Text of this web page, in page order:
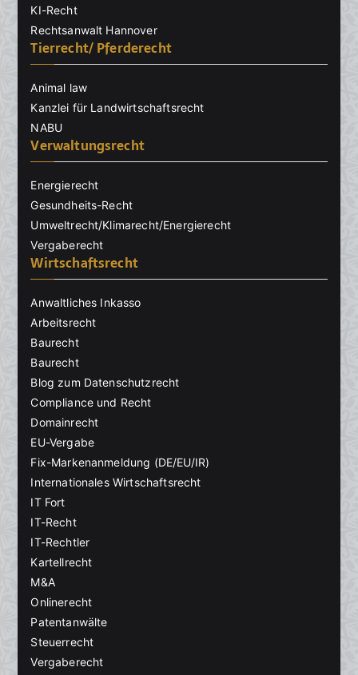
KI-Recht
Rechtsanwalt Hannover
Tierrecht/ Pferderecht
Animal law
Kanzlei für Landwirtschaftsrecht
NABU
Verwaltungsrecht
Energierecht
Gesundheits-Recht
Umweltrecht/Klimarecht/Energierecht
Vergaberecht
Wirtschaftsrecht
Anwaltliches Inkasso
Arbeitsrecht
Baurecht
Baurecht
Blog zum Datenschutzrecht
Compliance und Recht
Domainrecht
EU-Vergabe
Fix-Markenanmeldung (DE/EU/IR)
Internationales Wirtschaftsrecht
IT Fort
IT-Recht
IT-Rechtler
Kartellrecht
M&A
Onlinerecht
Patentanwälte
Steuerrecht
Vergaberecht